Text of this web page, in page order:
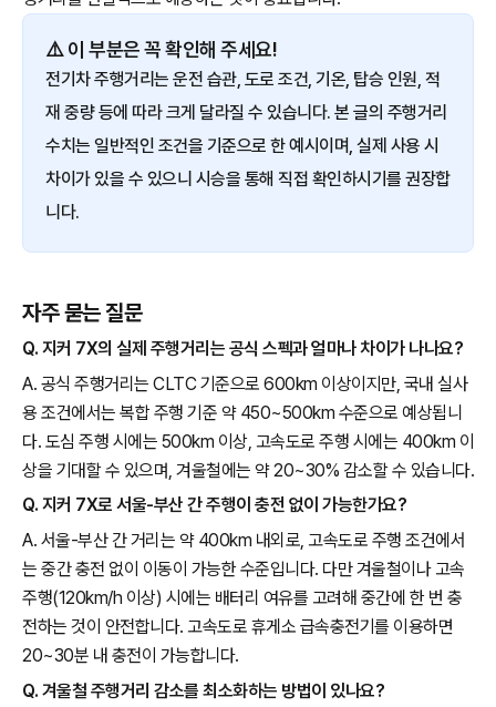
⚠️ 이 부분은 꼭 확인해 주세요!
전기차 주행거리는 운전 습관, 도로 조건, 기온, 탑승 인원, 적
재 중량 등에 따라 크게 달라질 수 있습니다. 본 글의 주행거리
수치는 일반적인 조건을 기준으로 한 예시이며, 실제 사용 시
차이가 있을 수 있으니 시승을 통해 직접 확인하시기를 권장합
니다.
자주 묻는 질문
Q. 지커 7X의 실제 주행거리는 공식 스펙과 얼마나 차이가 나나요?
A. 공식 주행거리는 CLTC 기준으로 600km 이상이지만, 국내 실사
용 조건에서는 복합 주행 기준 약 450~500km 수준으로 예상됩니
다. 도심 주행 시에는 500km 이상, 고속도로 주행 시에는 400km 이
상을 기대할 수 있으며, 겨울철에는 약 20~30% 감소할 수 있습니다.
Q. 지커 7X로 서울-부산 간 주행이 충전 없이 가능한가요?
A. 서울-부산 간 거리는 약 400km 내외로, 고속도로 주행 조건에서
는 중간 충전 없이 이동이 가능한 수준입니다. 다만 겨울철이나 고속
주행(120km/h 이상) 시에는 배터리 여유를 고려해 중간에 한 번 충
전하는 것이 안전합니다. 고속도로 휴게소 급속충전기를 이용하면
20~30분 내 충전이 가능합니다.
Q. 겨울철 주행거리 감소를 최소화하는 방법이 있나요?